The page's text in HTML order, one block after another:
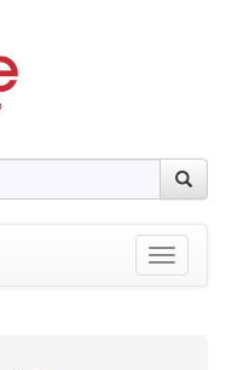
Toggle